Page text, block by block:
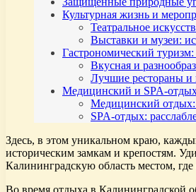
Культурная жизнь и
Театральное
Выставки и музеи:
Гастрономический
Вкусная и
Лучшие рестораны и
Медицинский и SPA-
Медицинский отдых:
SPA-отдых:
Здесь, в этом уникальном краю,
историческим замкам и крепостям.
Калининградскую область местом,